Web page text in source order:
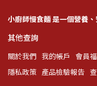
小廚師慢食麵 是一個營養
其他查詢
關於我們 我的帳戶 會員
隱私政策 產品檢驗報告